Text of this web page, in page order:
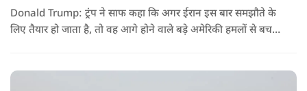
Donald Trump: ट्रंप ने साफ कहा कि अगर ईरान इस बार समझौते के
लिए तैयार हो जाता है, तो वह आगे होने वाले बड़े अमेरिकी हमलों से बच